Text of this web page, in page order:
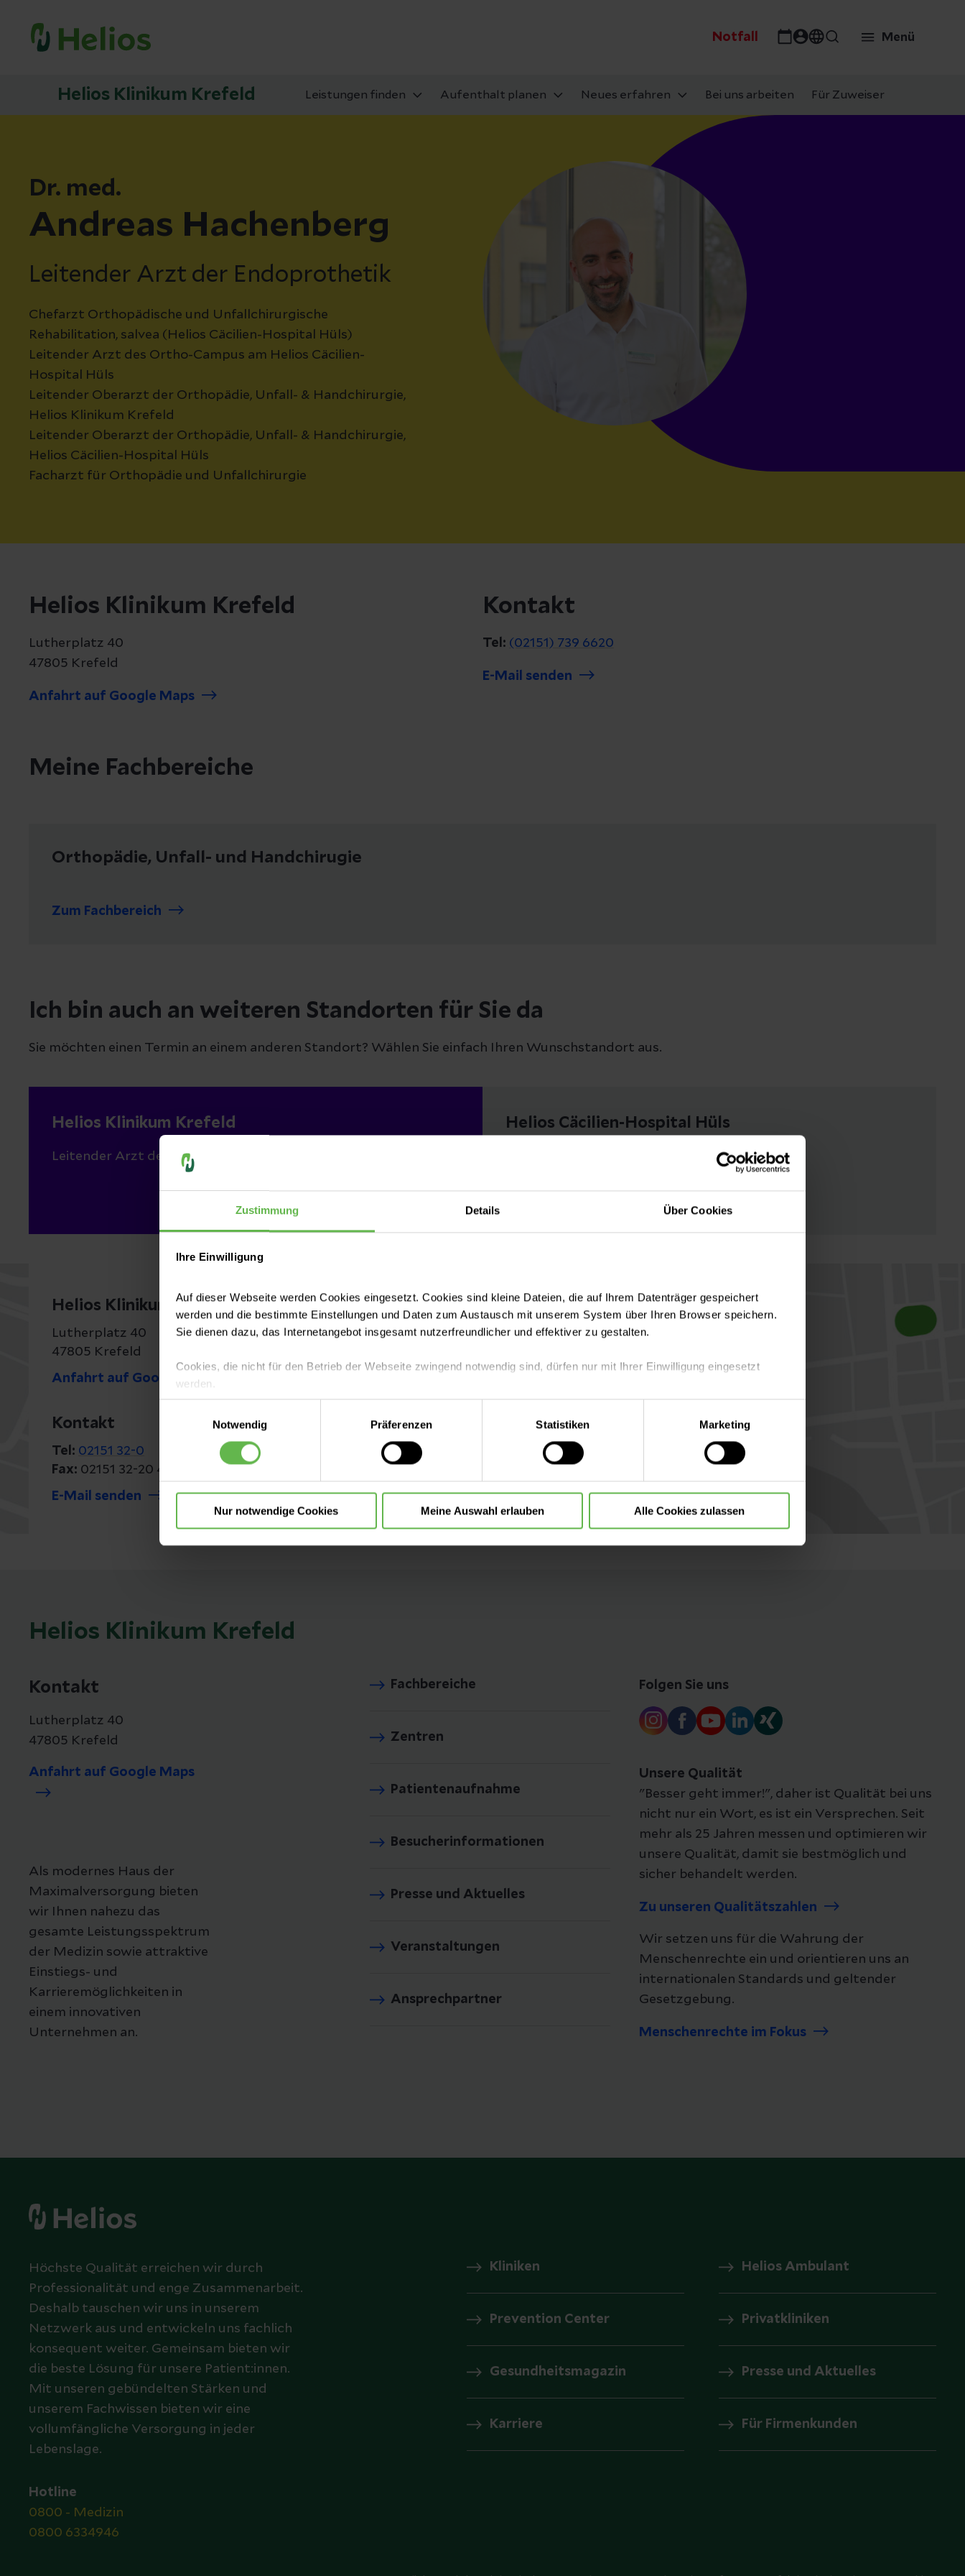
Zustimmung Details Über Cookies
Ihre Einwilligung
Auf dieser Webseite werden Cookies eingesetzt. Cookies sind kleine Dateien, die auf Ihrem Datenträger gespeichert
werden und die bestimmte Einstellungen und Daten zum Austausch mit unserem System über Ihren Browser speichern.
Sie dienen dazu, das Internetangebot insgesamt nutzerfreundlicher und effektiver zu gestalten.
Cookies, die nicht für den Betrieb der Webseite zwingend notwendig sind, dürfen nur mit Ihrer Einwilligung eingesetzt
werden.
Es steht Ihnen frei, unsere Seite mit nur den notwendigen Cookies zu benutzen, eine individuelle Auswahl hinsichtlich der
nicht notwendigen Cookies zu treffen oder durch Auswahl von „Alle Cookies akzeptieren“ in die Verwendung aller Cookies
einzuwilligen. Ihre Auswahlentscheidung können Sie jederzeit ändern oder widerrufen.
Notwendig
Präferenzen Statistiken Marketing
Nur notwendige Cookies Meine Auswahl erlauben Alle Cookies zulassen
Notfall Menü
Helios Klinikum Krefeld Leistungen finden Aufenthalt planen Neues erfahren Bei uns arbeiten Für Zuweiser
Dr. med.
Andreas Hachenberg
Leitender Arzt der Endoprothetik
Chefarzt Orthopädische und Unfallchirurgische
Rehabilitation, salvea (Helios Cäcilien-Hospital Hüls)
Leitender Arzt des Ortho-Campus am Helios Cäcilien-
Hospital Hüls
Leitender Oberarzt der Orthopädie, Unfall- & Handchirurgie,
Helios Klinikum Krefeld
Leitender Oberarzt der Orthopädie, Unfall- & Handchirurgie,
Helios Cäcilien-Hospital Hüls
Facharzt für Orthopädie und Unfallchirurgie
Helios Klinikum Krefeld
Lutherplatz 40
47805 Krefeld
Anfahrt auf Google Maps
Kontakt
Tel: (02151) 739 6620
E-Mail senden
Meine Fachbereiche
Orthopädie, Unfall- und Handchirugie
Zum Fachbereich
Ich bin auch an weiteren Standorten für Sie da
Sie möchten einen Termin an einem anderen Standort? Wählen Sie einfach Ihren Wunschstandort aus.
Helios Klinikum Krefeld
Leitender Arzt der Endoprothetik
Helios Cäcilien-Hospital Hüls
Leitender Arzt des Ortho-Campus
Helios Klinikum Krefeld
Lutherplatz 40
47805 Krefeld
Anfahrt auf Google Maps
Kontakt
Tel: 02151 32-0
Fax: 02151 32-20 40
E-Mail senden
Helios Klinikum Krefeld
Kontakt
Lutherplatz 40
47805 Krefeld
Anfahrt auf Google Maps
Als modernes Haus der
Maximalversorgung bieten
wir Ihnen nahezu das
gesamte Leistungsspektrum
der Medizin sowie attraktive
Einstiegs- und
Karrieremöglichkeiten in
einem innovativen
Unternehmen an.
Fachbereiche
Zentren
Patientenaufnahme
Besucherinformationen
Presse und Aktuelles
Veranstaltungen
Ansprechpartner
Folgen Sie uns
Unsere Qualität
"Besser geht immer!", daher ist Qualität bei uns
nicht nur ein Wort, es ist ein Versprechen. Seit
mehr als 25 Jahren messen und optimieren wir
unsere Qualität, damit sie bestmöglich und
sicher behandelt werden.
Zu unseren Qualitätszahlen
Wir setzen uns für die Wahrung der
Menschenrechte ein und orientieren uns an
internationalen Standards und geltender
Gesetzgebung.
Menschenrechte im Fokus
Höchste Qualität erreichen wir durch
Professionalität und enge Zusammenarbeit.
Deshalb tauschen wir uns in unserem
Netzwerk aus und entwickeln uns fachlich
konsequent weiter. Gemeinsam bieten wir
die beste Lösung für unsere Patient:innen.
Mit unseren gebündelten Stärken und
unserem Fachwissen bieten wir eine
vollumfängliche Versorgung in jeder
Lebenslage.
Hotline
0800 - Medizin
0800 6334946
Kliniken Helios Ambulant
Prevention Center Privatkliniken
Gesundheitsmagazin Presse und Aktuelles
Karriere Für Firmenkunden